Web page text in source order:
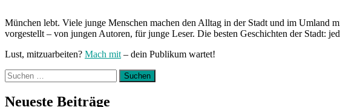
mit
Ornella
München lebt. Viele junge Menschen machen den Alltag in der Stadt und im Umland
vorgestellt – von jungen Autoren, für junge Leser. Die besten Geschichten der Stadt:
Lust, mitzuarbeiten? Mach mit – dein Publikum wartet!
Suchen
nach:
Neueste Beiträge